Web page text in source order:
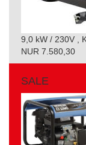
9,0 kW / 230V ,
NUR 7.580,30
SALE